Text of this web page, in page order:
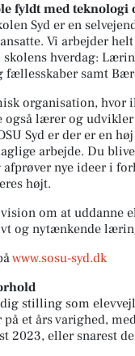
fyldt med
Syd er en
Vi arbejder
hverdag:
fællesskaber samt
organisation,
også lærer og
Syd er der er en
arbejde. Du
nye ideer i
højt.
vision om at
og nytænkende
www.sosu-syd.dk
stilling som
et års varighed,
2023, eller snarest